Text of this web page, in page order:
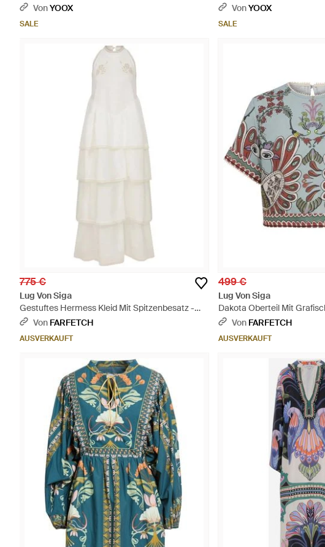
VonYOOX
SALE
VonYOOX
SALE
775 €
Lug Von Siga
Gestuftes Hermess Kleid Mit Spitzenbesatz -
WeißVon FARFETCH
AUSVERKAUFT
499 €
Lug Von Siga
Dakota Oberteil Mit
Von FARFETCH
AUSVERKAUFT